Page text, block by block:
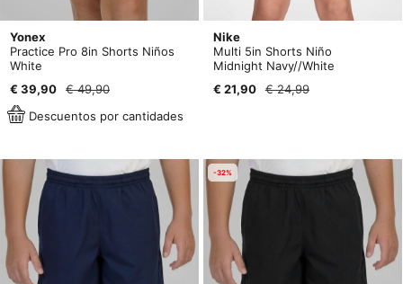
Yonex
Practice Pro 8in Shorts Niños
White
€ 39,90
€ 49,90
Descuentos por cantidades
Nike
Multi 5in Shorts Niño
Midnight Navy//White
€ 21,90
€ 24,99
-32%